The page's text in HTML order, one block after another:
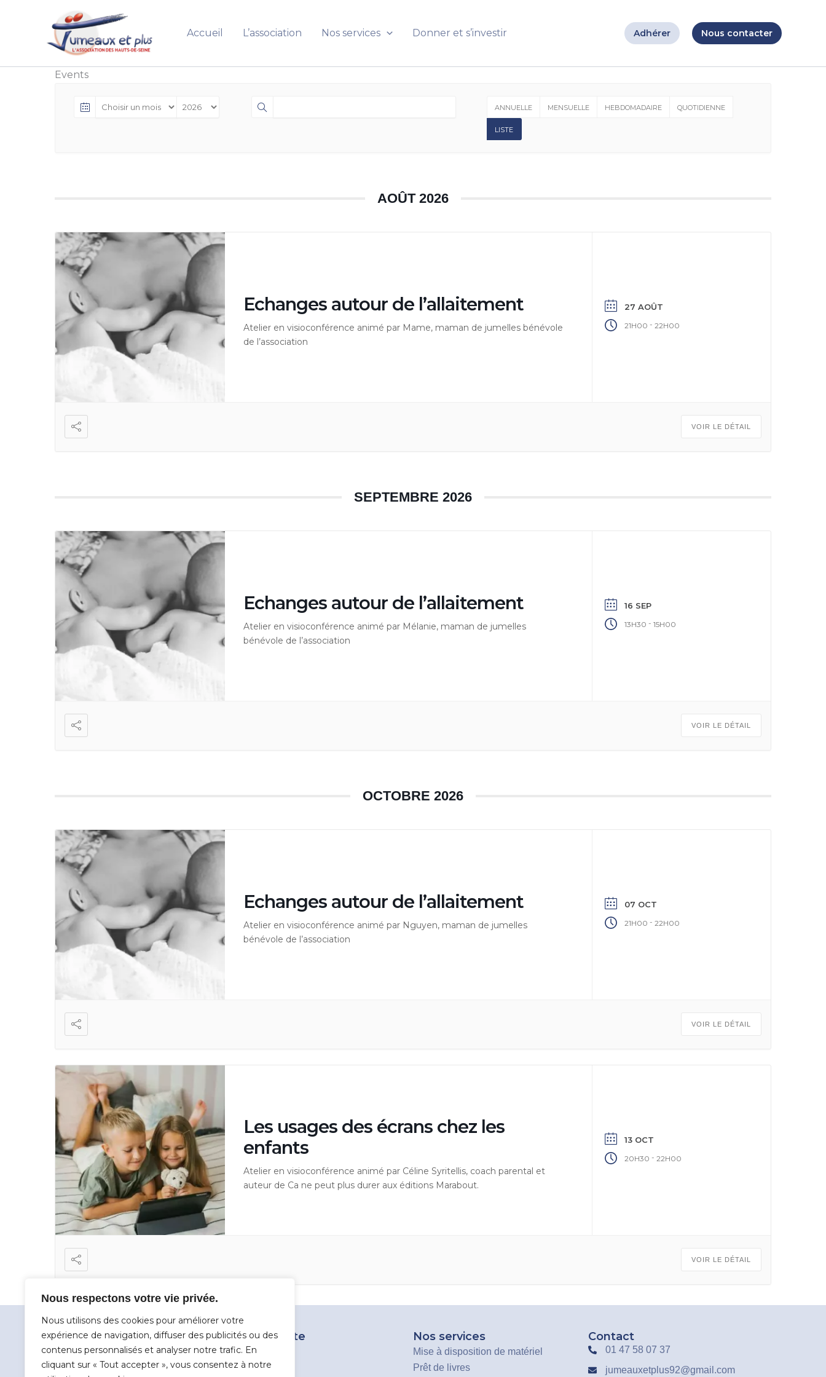
Nous respectons votre vie privée.
Nous utilisons des cookies pour améliorer votre
expérience de navigation, diffuser des publicités ou des
contenus personnalisés et analyser notre trafic. En
cliquant sur « Tout accepter », vous consentez à notre
Accueil L’association Nos services Donner et s’investir Adhérer Nous contacter
Events
ANNUELLE MENSUELLE HEBDOMADAIRE QUOTIDIENNE
LISTE
AOÛT 2026
Echanges autour de l’allaitement
Atelier en visioconférence animé par Mame, maman de jumelles bénévole
de l’association
27 AOÛT
21H00 - 22H00
VOIR LE DÉTAIL
SEPTEMBRE 2026
Echanges autour de l’allaitement
Atelier en visioconférence animé par Mélanie, maman de jumelles
bénévole de l’association
16 SEP
13H30 - 15H00
VOIR LE DÉTAIL
OCTOBRE 2026
Echanges autour de l’allaitement
Atelier en visioconférence animé par Nguyen, maman de jumelles
bénévole de l’association
07 OCT
21H00 - 22H00
VOIR LE DÉTAIL
Les usages des écrans chez les
enfants
Atelier en visioconférence animé par Céline Syritellis, coach parental et
auteur de Ca ne peut plus durer aux éditions Marabout.
13 OCT
20H30 - 22H00
VOIR LE DÉTAIL
Plan du site
Accueil
L'association
Nos services
Mise à disposition de matériel
Prêt de livres
Contact
01 47 58 07 37
jumeauxetplus92@gmail.com